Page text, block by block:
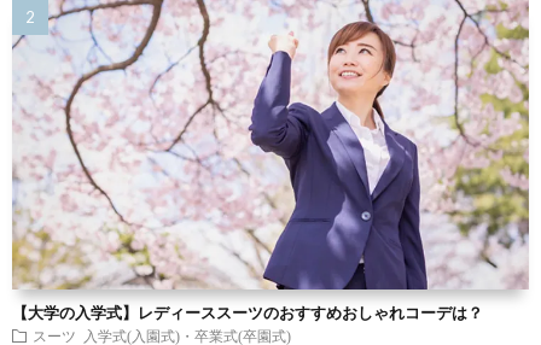
【大学の入学式】レディーススーツのおすすめおしゃれコーデは？
スーツ 入学式(入園式)・卒業式(卒園式)